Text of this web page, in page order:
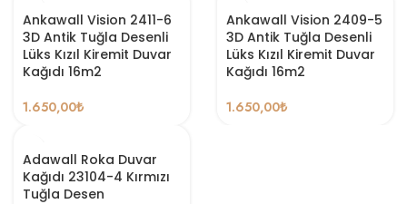
Ankawall Vision 2411-6
3D Antik Tuğla Desenli
Lüks Kızıl Kiremit Duvar
Kağıdı 16m2
1.650,00₺
Ankawall Vision 2409-5
3D Antik Tuğla Desenli
Lüks Kızıl Kiremit Duvar
Kağıdı 16m2
1.650,00₺
Adawall Roka Duvar
Kağıdı 23104-4 Kırmızı
Tuğla Desen